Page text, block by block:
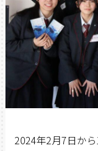
2024年2月7日か